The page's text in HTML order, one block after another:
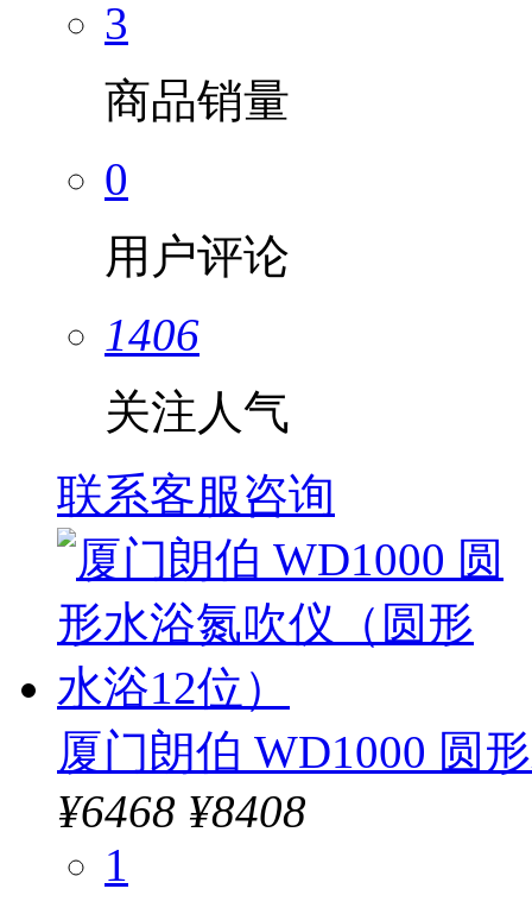
3
商品销量
0
用户评论
1406
关注人气
联系客服咨询
厦门朗伯 WD1000 圆
¥6468 ¥8408
1